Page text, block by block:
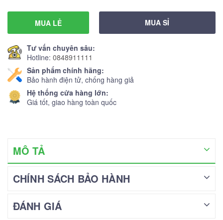
MUA LẺ MUA SỈ
Tư vấn chuyên sâu:
Hotline: 0848911111
Sản phẩm chính hãng:
Bảo hành điện tử, chống hàng giả
Hệ thống cửa hàng lớn:
Giá tốt, giao hàng toàn quốc
MÔ TẢ
CHÍNH SÁCH BẢO HÀNH
ĐÁNH GIÁ